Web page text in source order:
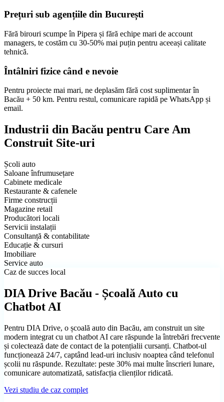
Creare Bannere
Promovare
Promovare Google Ads
Apari în top când clienții te caută
Cât Costă Magazin Online
Shopify vs WooCommerce vs custom
Cât Durează un Site
Prețuri sub agențiile din București
Fără birouri scumpe în Pipera și fără echipe mari de account
managers, te costăm cu 30-50% mai puțin pentru aceeași calitate
tehnică.
Întâlniri fizice când e nevoie
Pentru proiecte mai mari, ne deplasăm fără cost suplimentar în
Bacău + 50 km. Pentru restul, comunicare rapidă pe WhatsApp și
email.
Industrii din Bacău pentru Care Am
Construit Site-uri
Școli auto
Saloane înfrumusețare
Cabinete medicale
Restaurante & cafenele
Firme construcții
Magazine retail
Producători locali
Servicii instalații
Consultanță & contabilitate
Educație & cursuri
Imobiliare
Service auto
Caz de succes local
DIA Drive Bacău - Școală Auto cu
Chatbot AI
Pentru DIA Drive, o școală auto din Bacău, am construit un site
modern integrat cu un chatbot AI care răspunde la întrebări frecvente
și colectează date de contact de la potențialii cursanți. Chatbot-ul
funcționează 24/7, captând lead-uri inclusiv noaptea când telefonul
școlii nu răspunde. Rezultate: peste 30% mai multe înscrieri lunare,
comunicare automatizată, satisfacția clienților ridicată.
Vezi studiu de caz complet